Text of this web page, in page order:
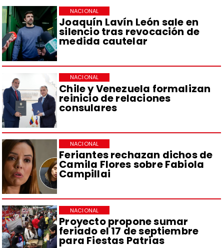
Joaquín Lavín León sale en
silencio tras revocación de
medida cautelar
NACIONAL
Chile y Venezuela formalizan
reinicio de relaciones
consulares
NACIONAL
Feriantes rechazan dichos de
Camila Flores sobre Fabiola
Campillai
NACIONAL
Proyecto propone sumar
feriado el 17 de septiembre
para Fiestas Patrias
NACIONAL